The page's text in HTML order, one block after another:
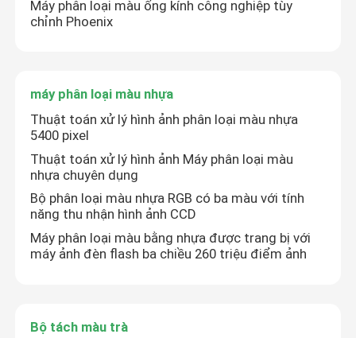
máy tách màu hạt điều
máy phân loại màu đậu phộng
Máy phân loại màu hạt cà phê
Spice Color Sorter
Máy phân loại màu ống kính công nghiệp tùy
chỉnh Phoenix
máy phân loại màu nhựa
Thuật toán xử lý hình ảnh phân loại màu nhựa
5400 pixel
Thuật toán xử lý hình ảnh Máy phân loại màu
nhựa chuyên dụng
Bộ phân loại màu nhựa RGB có ba màu với tính
năng thu nhận hình ảnh CCD
Máy phân loại màu bằng nhựa được trang bị với
máy ảnh đèn flash ba chiều 260 triệu điểm ảnh
Bộ tách màu trà